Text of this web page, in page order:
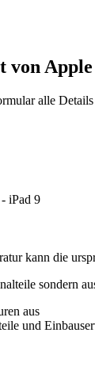
alle
kann die
sondern
aus
und